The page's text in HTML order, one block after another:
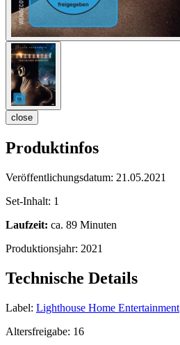
close
Produktinfos
Veröffentlichungsdatum: 21.05.2021
Set-Inhalt: 1
Laufzeit: ca. 89 Minuten
Produktionsjahr: 2021
Technische Details
Label: Lighthouse Home Entertainment
Altersfreigabe: 16